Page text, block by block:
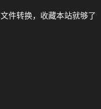
文件转换，收藏本站就够了